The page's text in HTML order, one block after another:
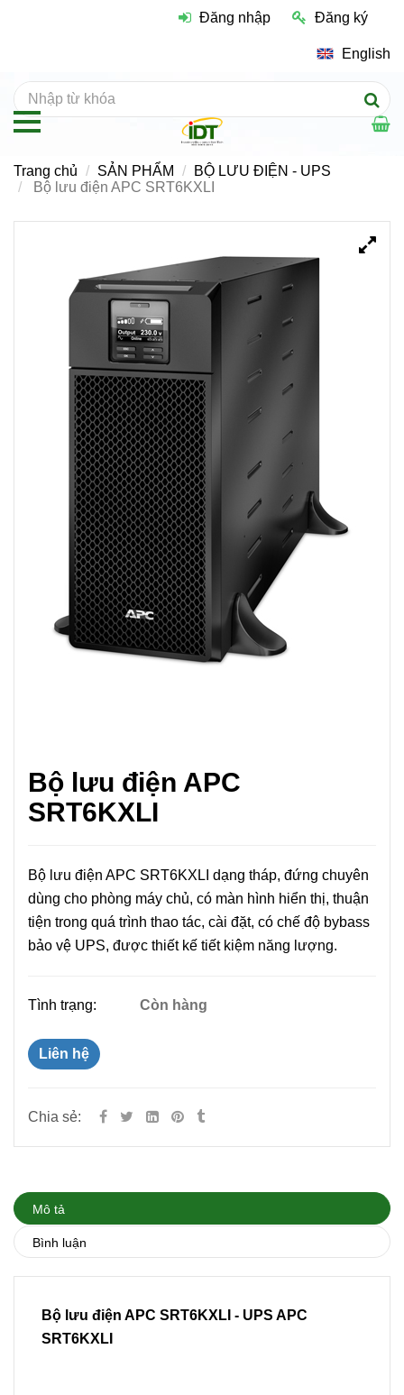
Bộ lưu điện APC
SRT6KXLI
Bộ lưu điện APC SRT6KXLI dạng tháp, đứng chuyên
dùng cho phòng máy chủ, có màn hình hiển thị, thuận
tiện trong quá trình thao tác, cài đặt, có chế độ bybass
bảo vệ UPS, được thiết kế tiết kiệm năng lượng.
Tình trạng: Còn hàng
Liên hệ
Chia sẻ:
Mô tả
Bình luận
Bộ lưu điện APC SRT6KXLI - UPS APC
SRT6KXLI
Đăng nhập Đăng ký
English
Trang chủ SẢN PHẨM
BỘ LƯU ĐIỆN - UPS
Bộ lưu điện APC SRT6KXLI